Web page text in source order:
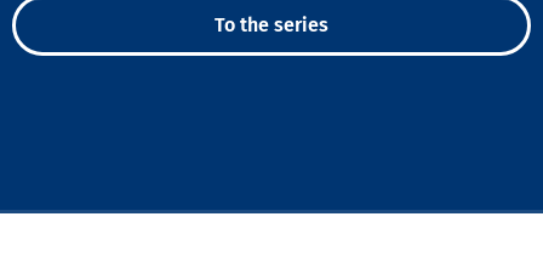
To the series